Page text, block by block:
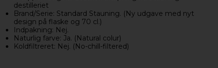
destilleriet
Brand/Serie: Standard Stauning. (Ny udgave med nyt
design på flaske og 70 cl.)
Indpakning: Nej.
Naturlig farve: Ja. (Natural colur)
Koldfiltreret: Nej. (No-chill-filtered)